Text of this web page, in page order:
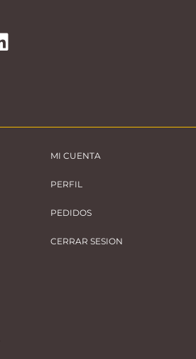
MI CUENTA
PERFIL
PEDIDOS
CERRAR SESION